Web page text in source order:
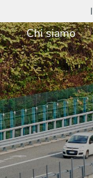
Chi siamo